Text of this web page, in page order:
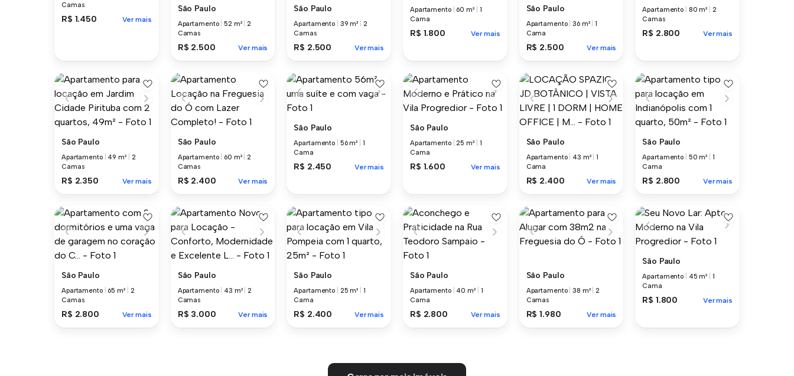
Camas
R$ 1.450 Ver mais
São Paulo
Apartamento |52 m² |2
Camas
R$ 2.500 Ver mais
São Paulo
Apartamento 39 m²
2
Camas
R$ 2.500 Ver mais
Apartamento 60 m²
1
Cama
R$ 1.800 Ver mais
São Paulo
Apartamento |36 m² |1
Cama
R$ 2.500 Ver mais
Apartamento 80 m²
2
Camas
R$ 2.800 Ver mais
São Paulo
Apartamento 49 m²
2
Camas
R$ 2.350 Ver mais
São Paulo
Apartamento 60 m² |2
Camas
R$ 2.400 Ver mais
São Paulo
Apartamento 56 m²
1
Cama
R$ 2.450 Ver mais
São Paulo
Apartamento |25 m²
1
Cama
R$ 1.600 Ver mais
São Paulo
Apartamento 43 m² |1
Cama
R$ 2.400 Ver mais
São Paulo
Apartamento 50 m²
1
Cama
R$ 2.800 Ver mais
São Paulo
Apartamento 65 m²
2
Camas
R$ 2.800 Ver mais
São Paulo
Apartamento 43 m² |2
Camas
R$ 3.000 Ver mais
São Paulo
Apartamento 25 m²
1
Cama
R$ 2.400 Ver mais
São Paulo
Apartamento 40 m²
1
Cama
R$ 2.800 Ver mais
São Paulo
Apartamento |38 m² |2
Camas
R$ 1.980 Ver mais
São Paulo
Apartamento 45 m²
1
Cama
R$ 1.800 Ver mais